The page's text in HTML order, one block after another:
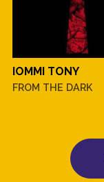
IOMMI TONY
FROM THE DARK